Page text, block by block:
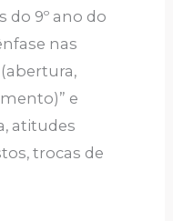
9º ano do
nas
e
atitudes
trocas de